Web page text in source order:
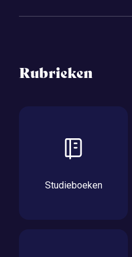
Rubrieken
Studieboeken